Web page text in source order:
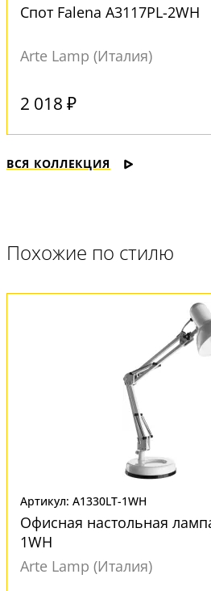
Спот Falena A3117PL-2WH
Arte Lamp (Италия)
2 018 ₽
ВСЯ КОЛЛЕКЦИЯ
Похожие по стилю
Артикул: A1330LT-1WH
Офисная настольная
1WH
Arte Lamp (Италия)